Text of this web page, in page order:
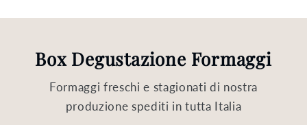
Box Degustazione Formaggi
Formaggi freschi e stagionati di nostra
produzione spediti in tutta Italia